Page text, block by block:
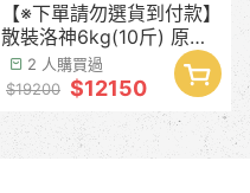
【※下單請勿選貨到付款】
散裝洛神6kg(10斤) 原價
$19200/ 優惠價$12150
2 人購買過
$19200 $12150